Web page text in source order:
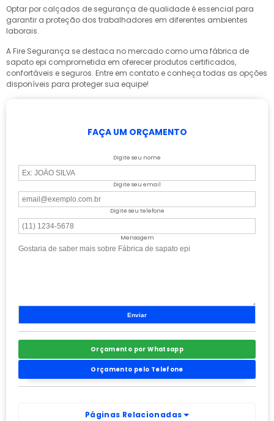
Optar por calçados de segurança de qualidade é essencial para
garantir a proteção dos trabalhadores em diferentes ambientes
laborais.
A Fire Segurança se destaca no mercado como uma fábrica de
sapato epi comprometida em oferecer produtos certificados,
confortáveis e seguros. Entre em contato e conheça todas as opções
disponíveis para proteger sua equipe!
FAÇA UM ORÇAMENTO
Digite seu nome
Digite seu email
Digite seu telefone
Mensagem
Orçamento por Whatsapp
Orçamento pelo Telefone
Páginas Relacionadas